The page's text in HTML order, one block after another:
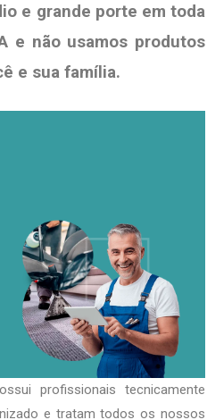
e grande porte em toda
e não usamos produtos
e sua família.
profissionais tecnicamente
e tratam todos os nossos